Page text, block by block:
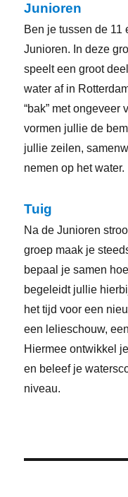
Junioren
Ben je tussen de 11
Junioren. In deze
speelt een groot
water af in
“bak” met ongeveer
vormen jullie de
jullie zeilen,
nemen op het water.
Tuig
Na de Junioren
groep maak je
bepaal je samen
begeleidt jullie
het tijd voor een
een lelieschouw,
Hiermee ontwikkel
en beleef je
niveau.